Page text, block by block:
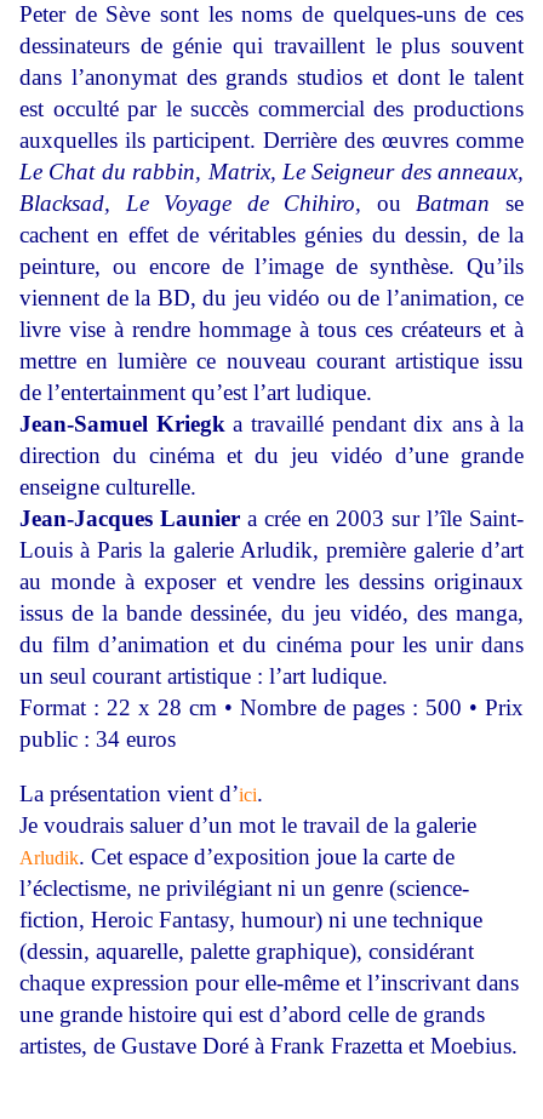
Peter de Sève sont les noms de quelques-uns de ces
dessinateurs de génie qui travaillent le plus souvent
dans l’anonymat des grands studios et dont le talent
est occulté par le succès commercial des productions
auxquelles ils participent. Derrière des œuvres comme
Le Chat du rabbin, Matrix, Le Seigneur des anneaux,
Blacksad, Le Voyage de Chihiro, ou Batman se
cachent en effet de véritables génies du dessin, de la
peinture, ou encore de l’image de synthèse. Qu’ils
viennent de la BD, du jeu vidéo ou de l’animation, ce
livre vise à rendre hommage à tous ces créateurs et à
mettre en lumière ce nouveau courant artistique issu
de l’entertainment qu’est l’art ludique.
Jean-Samuel Kriegk a travaillé pendant dix ans à la
direction du cinéma et du jeu vidéo d’une grande
enseigne culturelle.
Jean-Jacques Launiera crée en 2003 sur l’île Saint-
Louis à Paris la galerie Arludik, première galerie d’art
au monde à exposer et vendre les dessins originaux
issus de la bande dessinée, du jeu vidéo, des manga,
du film d’animation et du cinéma pour les unir dans
un seul courant artistique : l’art ludique.
Format : 22 x 28 cm • Nombre de pages : 500 • Prix
public : 34 euros
La présentation vient d’ici.
Je voudrais saluer d’un mot le travail de la galerie
Arludik. Cet espace d’exposition joue la carte de
l’éclectisme, ne privilégiant ni un genre (science-
fiction, Heroic Fantasy, humour) ni une technique
(dessin, aquarelle, palette graphique), considérant
chaque expression pour elle-même et l’inscrivant dans
une grande histoire qui est d’abord celle de grands
artistes, de Gustave Doré à Frank Frazetta et Moebius.